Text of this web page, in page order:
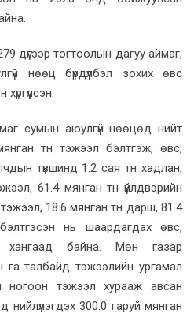
дүгээр тогтоолын дагуу аймаг,
нөөц бүрдүүлбэл зохих өвс
сумын аюулгүй нөөцөд нийт
тн тэжээл бэлтгэж, өвс,
түвшинд 1.2 сая тн хадлан,
61.4 мянган тн үйлдвэрийн
18.6 мянган тн дарш, 81.4
нь шаардагдах өвс,
хангаад байна. Мөн газар
га талбайд тэжээлийн ургамал
ногоон тэжээл хурааж авсан
нийлүүлэгдэх 300.0 гаруй мянган